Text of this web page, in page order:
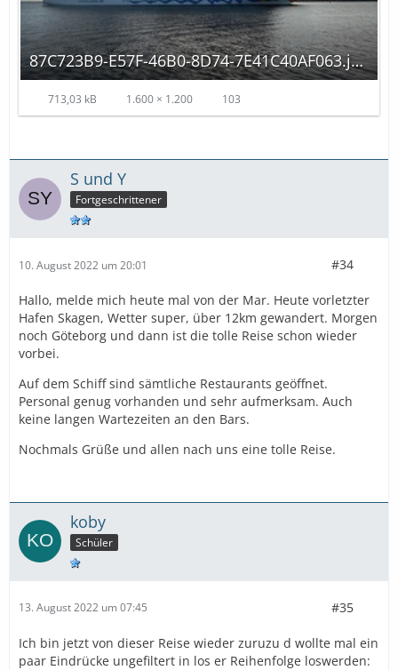
87C723B9-E57F-46B0-8D74-7E41C40AF063.jpg
713,03 kB 1.600 × 1.200 103
S und Y
Fortgeschrittener
10. August 2022 um 20:01 #34
Hallo, melde mich heute mal von der Mar. Heute vorletzter
Hafen Skagen, Wetter super, über 12km gewandert. Morgen
noch Göteborg und dann ist die tolle Reise schon wieder
vorbei.
Auf dem Schiff sind sämtliche Restaurants geöffnet.
Personal genug vorhanden und sehr aufmerksam. Auch
keine langen Wartezeiten an den Bars.
Nochmals Grüße und allen nach uns eine tolle Reise.
koby
Schüler
13. August 2022 um 07:45 #35
Ich bin jetzt von dieser Reise wieder zuruzu d wollte mal ein
paar Eindrücke ungefiltert in los er Reihenfolge loswerden: